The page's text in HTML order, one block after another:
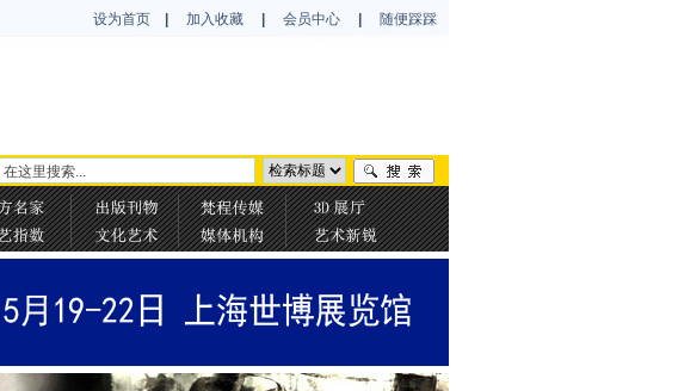
设为首页 加入收藏 会员中心 随便踩踩